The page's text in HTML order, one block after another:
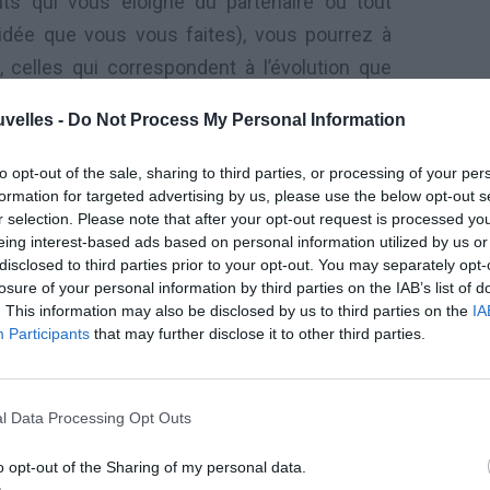
- Do Not Process My Personal Information
opt-out of the sale, sharing to third parties, or processing of your
for targeted advertising by us, please use the below opt-out
selection. Please note that after your opt-out request is processed
interest-based ads based on personal information utilized by us
to third parties prior to your opt-out. You may separately
of your personal information by third parties on the IAB’s list of
This information may also be disclosed by us to third parties on the
Participants that may further disclose it to other third parties.
Data Processing Opt Outs
opt-out of the Sharing of my personal data.
que vous vous faites), vous pourrez à
qui correspondent à l’évolution que
seul ! Pour l’instant, veillez à ne pas
et à communiquer le plus honnêtement
les conflits, tout du moins les aborder
que de division !
et booste alors votre envie d’aimer et
qui s’affirme, une soif de vivre et de plaire
du 15/04 où vous vous confrontez
! Ne forcez rien ami Gémeaux et
vos tendres messages avec toutes les
(le 22/04) ! Vous reprenez alors du poil de